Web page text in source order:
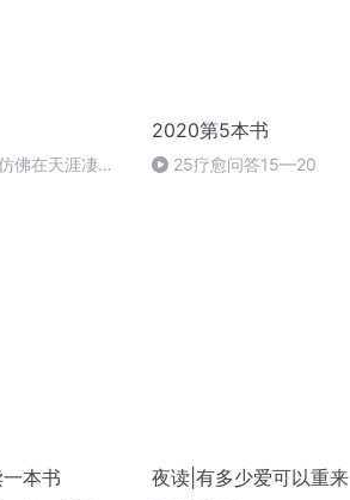
佛在天涯凄清
2020第5本书
25疗愈问答15—20
本书 夜读|有多少爱可以重来